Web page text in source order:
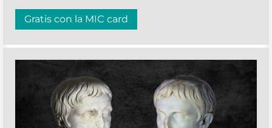
Gratis con la MIC card